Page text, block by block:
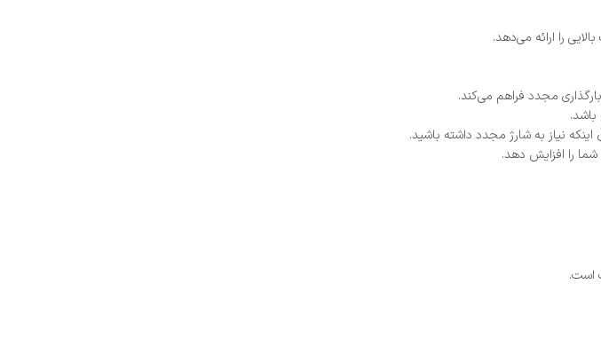
را ارائه می‌دهد.
نیاز به شارژ مجدد داشته باشید.
است.